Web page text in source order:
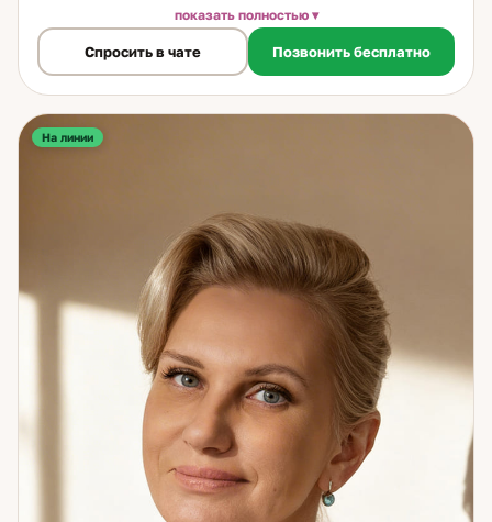
реализуются. И объяснения нет. Я рунолог, в практике 8
лет. Работаю именно с такими ситуациями — когда на
уровне действий всё правильно, но что-то на другом
уровне мешает. Основной формат работы — рунные
расклады. Я строю расклад на развитие событий на три
месяца вперёд: вижу, что идёт, что тормозит, какие
факторы сейчас работают против и какие — в поддержку.
конкретную картину. При необходимости провожу
считывание состояния по фото — это даёт дополнительный
пласт информации о конкретном человеке или ситуации,
который расклад не всегда покрывает. Один из
запоминающихся случаев в практике: клиентка с
хроническими финансовыми трудностями. Расклад указал
на неожиданный фактор — она привыкла открыто делиться
планами до их реализации. После того как изменила этот
паттерн, ситуация стабилизировалась. Иногда причина
оказывается там, где не ищут. Если вы хотите понять, что
именно мешает — приходите. Я помогу это найти.
показать полностью
Спросить в чате Позвонить бесплатно
На линии